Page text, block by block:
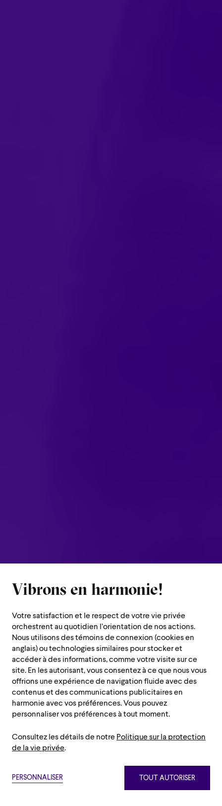
Vibrons en harmonie!
Votre satisfaction et le respect de votre vie privée
orchestrent au quotidien l’orientation de nos actions.
Nous utilisons des témoins de connexion (cookies en
anglais) ou technologies similaires pour stocker et
accéder à des informations, comme votre visite sur ce
site. En les autorisant, vous consentez à ce que nous vous
offrions une expérience de navigation fluide avec des
contenus et des communications publicitaires en
harmonie avec vos préférences. Vous pouvez
personnaliser vos préférences à tout moment.
Consultez les détails de notre Politique sur la protection
de la vie privée.
PERSONNALISER TOUT AUTORISER